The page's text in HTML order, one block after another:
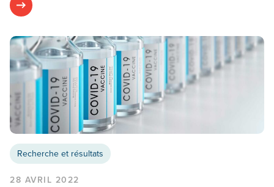
Recherche et résultats
28 AVRIL 2022